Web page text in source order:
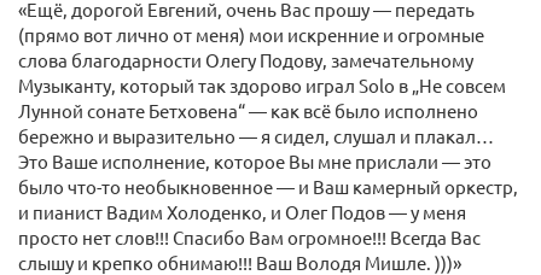
«Ещё, дорогой Евгений, очень Вас прошу — передать
(прямо вот лично от меня) мои искренние и огромные
слова благодарности Олегу Подову, замечательному
Музыканту, который так здорово играл Solo в „Не совсем
Лунной сонате Бетховена“ — как всё было исполнено
бережно и выразительно — я сидел, слушал и плакал…
Это Ваше исполнение, которое Вы мне прислали — это
было что-то необыкновенное — и Ваш камерный оркестр,
и пианист Вадим Холоденко, и Олег Подов — у меня
просто нет слов!!! Спасибо Вам огромное!!! Всегда Вас
слышу и крепко обнимаю!!! Ваш Володя Мишле. )))»